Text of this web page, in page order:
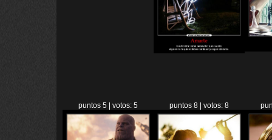
puntos 5 | votos: 5 puntos 8 | votos: 8